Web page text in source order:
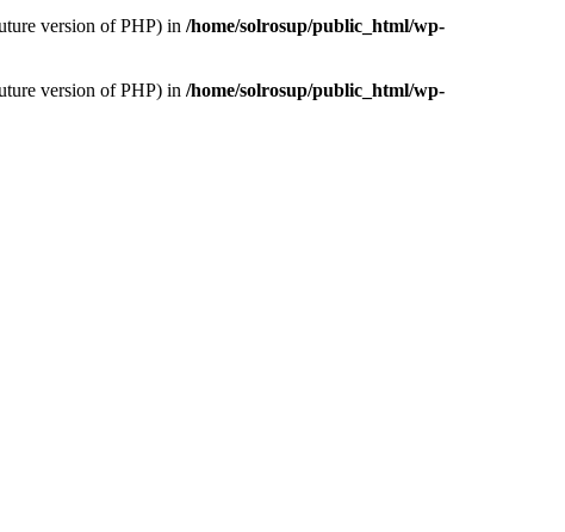
version of PHP) in /home/solrosup/public_html/wp-
version of PHP) in /home/solrosup/public_html/wp-